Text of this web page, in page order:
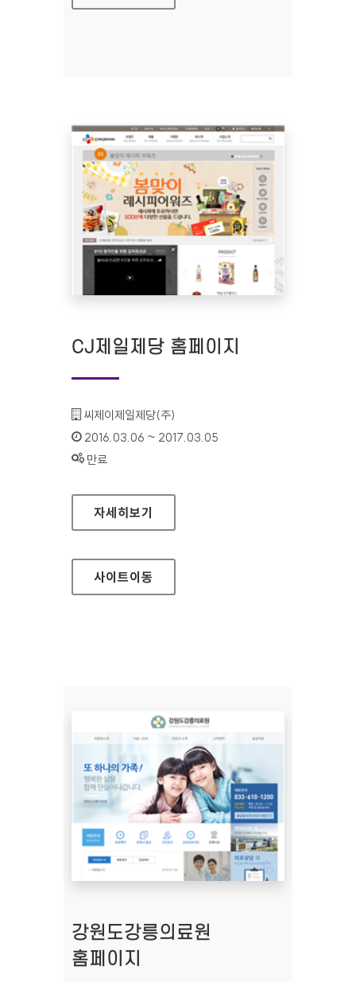
CJ제일제당 홈페이지
기관명 :
씨제이제일제당(주)
인증기간 :
2016.03.06 ~ 2017.03.05
상태 :
만료
CJ제일제당 홈페이지
자세히보기
사이트이동
강원도강릉의료원
홈페이지